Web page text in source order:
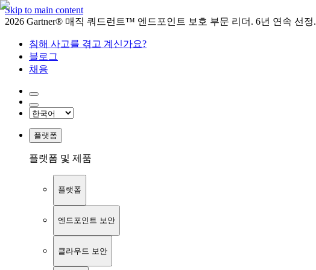
Skip to main content
2026 Gartner® 매직 쿼드런트™ 엔드포인트 보호 부문 리더. 6년 연속 선정.
침해 사고를 겪고 계신가요?
블로그
채용
플랫폼
플랫폼 및 제품
플랫폼
엔드포인트 보안
클라우드 보안